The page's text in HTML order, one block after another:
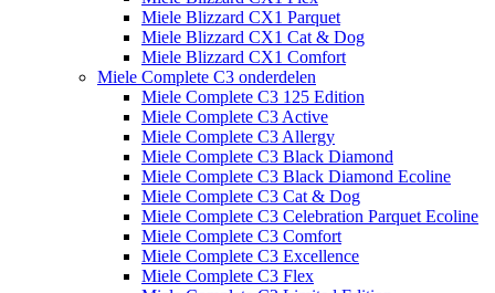
Miele Blizzard CX1 Parquet
Miele Blizzard CX1 Cat & Dog
Miele Blizzard CX1 Comfort
Miele Complete C3 onderdelen
Miele Complete C3 125 Edition
Miele Complete C3 Active
Miele Complete C3 Allergy
Miele Complete C3 Black Diamond
Miele Complete C3 Black Diamond Ecoline
Miele Complete C3 Cat & Dog
Miele Complete C3 Celebration Parquet Ecoline​
Miele Complete C3 Comfort
Miele Complete C3 Excellence
Miele Complete C3 Flex